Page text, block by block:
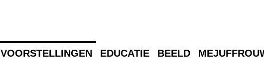
VOORSTELLINGEN EDUCATIE BEELD